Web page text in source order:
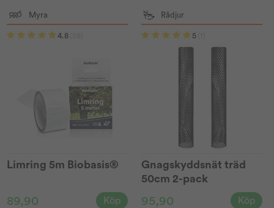
Myra
4.8
Limring 5m Biobasis®
89,90 Köp
Rådjur
5
Gnagskyddsnät träd
50cm 2-pack
95,90 Köp